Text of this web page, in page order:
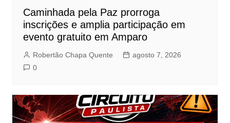
Caminhada pela Paz prorroga
inscrições e amplia participação em
evento gratuito em Amparo
Robertão Chapa Quente
agosto 7, 2026
0